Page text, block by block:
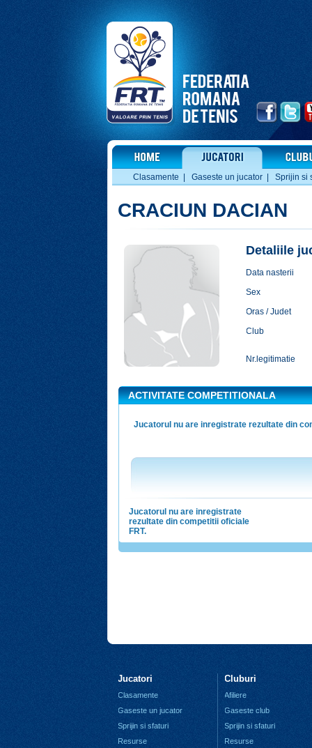
Clasamente Gaseste un jucator Sprijin si
CRACIUN DACIAN
Detaliile
Data nasterii
Sex
Oras / Judet
Club
Nr.legitimatie
ACTIVITATE COMPETITIONALA
Jucatorul nu are inregistrate rezultate din
Jucatorul nu are inregistrate
rezultate din competitii oficiale
FRT.
Jucatori
Clasamente
Gaseste un jucator
Sprijin si sfaturi
Resurse
Cluburi
Afiliere
Gaseste club
Sprijin si sfaturi
Resurse